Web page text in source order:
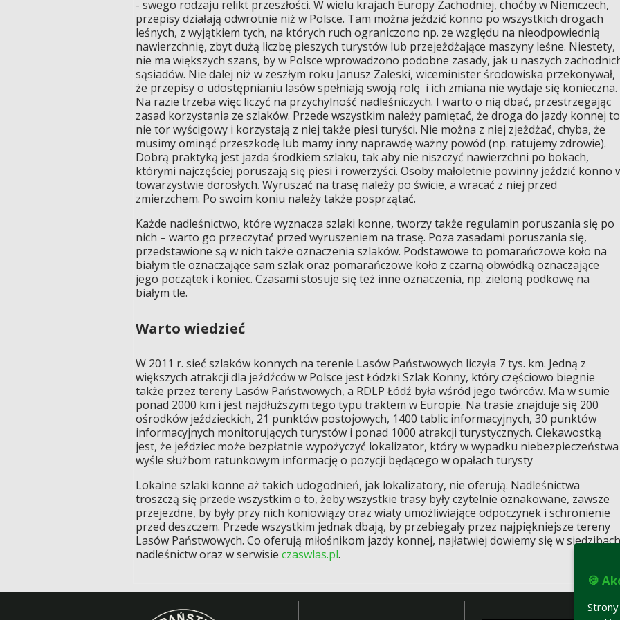
- swego rodzaju relikt przeszłości. W wielu krajach Europy Zachodniej, choćby w Niemczech,
przepisy działają odwrotnie niż w Polsce. Tam można jeździć konno po wszystkich drogach
leśnych, z wyjątkiem tych, na których ruch ograniczono np. ze względu na nieodpowiednią
nawierzchnię, zbyt dużą liczbę pieszych turystów lub przejeżdżające maszyny leśne. Niestety,
nie ma większych szans, by w Polsce wprowadzono podobne zasady, jak u naszych
sąsiadów. Nie dalej niż w zeszłym roku Janusz Zaleski, wiceminister środowiska przekonywał,
że przepisy o udostępnianiu lasów spełniają swoją rolę i ich zmiana nie wydaje się konieczna.
Na razie trzeba więc liczyć na przychylność nadleśniczych. I warto o nią dbać, przestrzegając
zasad korzystania ze szlaków. Przede wszystkim należy pamiętać, że droga do jazdy konnej to
nie tor wyścigowy i korzystają z niej także piesi turyści. Nie można z niej zjeżdżać, chyba, że
musimy ominąć przeszkodę lub mamy inny naprawdę ważny powód (np. ratujemy zdrowie).
Dobrą praktyką jest jazda środkiem szlaku, tak aby nie niszczyć nawierzchni po bokach,
którymi najczęściej poruszają się piesi i rowerzyści. Osoby małoletnie powinny jeździć konno
towarzystwie dorosłych. Wyruszać na trasę należy po świcie, a wracać z niej przed
zmierzchem. Po swoim koniu należy także posprzątać.
Każde nadleśnictwo, które wyznacza szlaki konne, tworzy także regulamin poruszania się po
nich – warto go przeczytać przed wyruszeniem na trasę. Poza zasadami poruszania się,
przedstawione są w nich także oznaczenia szlaków. Podstawowe to pomarańczowe koło na
białym tle oznaczające sam szlak oraz pomarańczowe koło z czarną obwódką oznaczające
jego początek i koniec. Czasami stosuje się też inne oznaczenia, np. zieloną podkowę na
białym tle.
Warto wiedzieć
W 2011 r. sieć szlaków konnych na terenie Lasów Państwowych liczyła 7 tys. km. Jedną z
większych atrakcji dla jeźdźców w Polsce jest Łódzki Szlak Konny, który częściowo biegnie
także przez tereny Lasów Państwowych, a RDLP Łódź była wśród jego twórców. Ma w sumie
ponad 2000 km i jest najdłuższym tego typu traktem w Europie. Na trasie znajduje się 200
ośrodków jeździeckich, 21 punktów postojowych, 1400 tablic informacyjnych, 30 punktów
informacyjnych monitorujących turystów i ponad 1000 atrakcji turystycznych. Ciekawostką
jest, że jeździec może bezpłatnie wypożyczyć lokalizator, który w wypadku niebezpieczeństwa
wyśle służbom ratunkowym informację o pozycji będącego w opałach turysty
Lokalne szlaki konne aż takich udogodnień, jak lokalizatory, nie oferują. Nadleśnictwa
troszczą się przede wszystkim o to, żeby wszystkie trasy były czytelnie oznakowane, zawsze
przejezdne, by były przy nich koniowiązy oraz wiaty umożliwiające odpoczynek i schronienie
przed deszczem. Przede wszystkim jednak dbają, by przebiegały przez najpiękniejsze tereny
Lasów Państwowych. Co oferują miłośnikom jazdy konnej, najłatwiej dowiemy się w siedzibach
nadleśnictw oraz w serwisie czaswlas.pl.
🍪